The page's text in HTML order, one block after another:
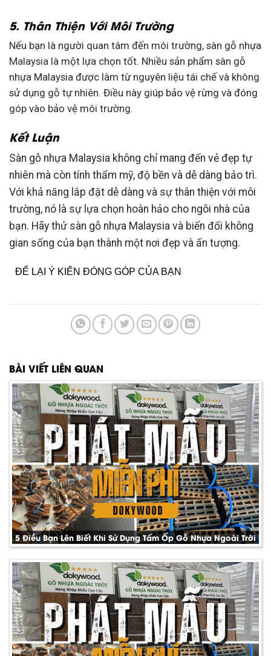
5. Thân Thiện Với Môi Trường
Nếu bạn là người quan tâm đến môi trường, sàn gỗ nhựa
Malaysia là một lựa chọn tốt. Nhiều sản phẩm sàn gỗ
nhựa Malaysia được làm từ nguyên liệu tái chế và không
sử dụng gỗ tự nhiên. Điều này giúp bảo vệ rừng và đóng
góp vào bảo vệ môi trường.
Kết Luận
Sàn gỗ nhựa Malaysia không chỉ mang đến vẻ đẹp tự
nhiên mà còn tính thẩm mỹ, độ bền và dễ dàng bảo trì.
Với khả năng lắp đặt dễ dàng và sự thân thiện với môi
trường, nó là sự lựa chọn hoàn hảo cho ngôi nhà của
bạn. Hãy thử sàn gỗ nhựa Malaysia và biến đổi không
gian sống của bạn thành một nơi đẹp và ấn tượng.
ĐỂ LẠI Ý KIẾN ĐÓNG GÓP CỦA BẠN
BÀI VIẾT LIÊN QUAN
5 Điều Bạn Lên Biết Khi Sử Dụng Tấm Ốp Gỗ Nhựa Ngoài Trời